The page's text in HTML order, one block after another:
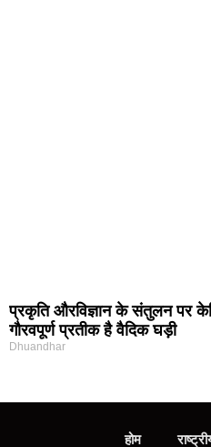
प्रकृति और‍विज्ञान के संतुलन पर
गौरवपूर्ण प्रतीक है वैदिक घड़ी
Dhuandhar
होम